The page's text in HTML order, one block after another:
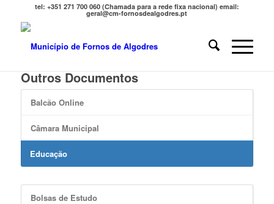
tel: +351 271 700 060 (Chamada para a rede fixa nacional) email:
geral@cm-fornosdealgodres.pt
Outros Documentos
Balcão Online
Câmara Municipal
Educação
Bolsas de Estudo